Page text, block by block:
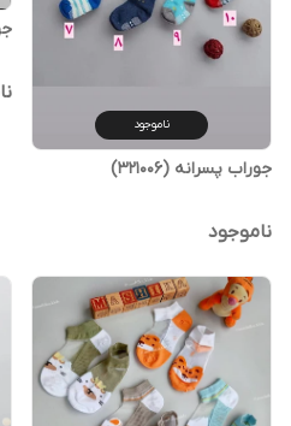
ناموجود
جوراب پسرانه (321006)
ناموجود